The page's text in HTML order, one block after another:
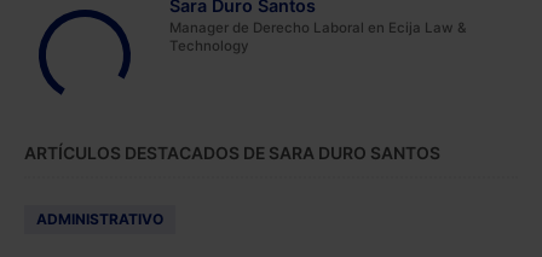
Sara Duro Santos
Manager de Derecho Laboral en Ecija Law &
Technology
ARTÍCULOS DESTACADOS DE SARA DURO SANTOS
ADMINISTRATIVO